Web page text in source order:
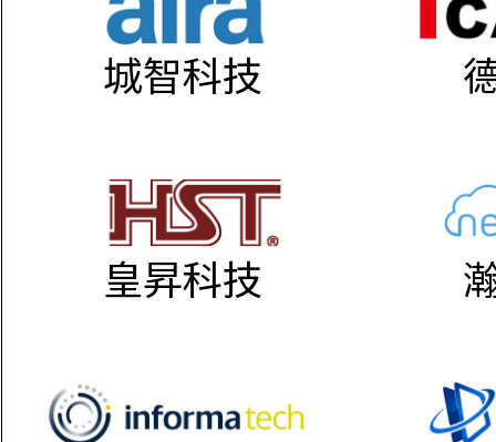
城智科技
皇昇科技